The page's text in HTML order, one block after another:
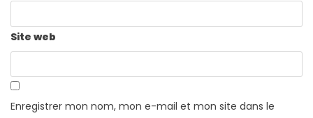
Site web
Enregistrer mon nom, mon e-mail et mon site dans le